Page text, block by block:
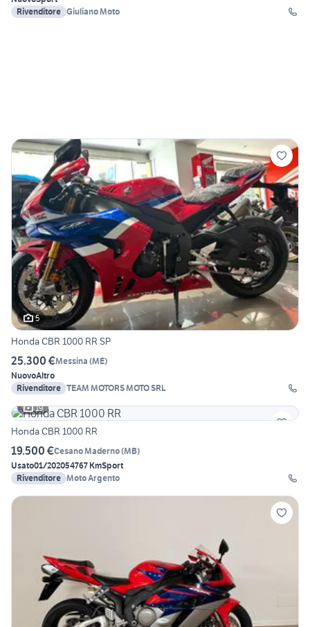
Rivenditore Giuliano Moto
5
Honda CBR 1000 RR SP
25.300 €Messina (ME)
NuovoAltro
Rivenditore TEAM MOTORS MOTO SRL
19
Honda CBR 1000 RR
19.500 €Cesano Maderno(MB)
Usato01/202054767 KmSport
Rivenditore Moto Argento